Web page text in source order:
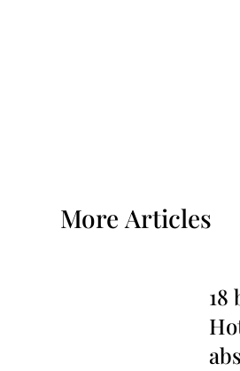
More Articles
18